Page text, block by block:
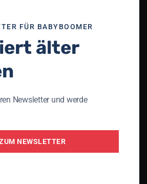
Seminar St. Chrischona
Perspektive 3D
das christliche Magazin mit
FÜR BABYBOOMER
älter
Newsletter und werde
NEWSLETTER